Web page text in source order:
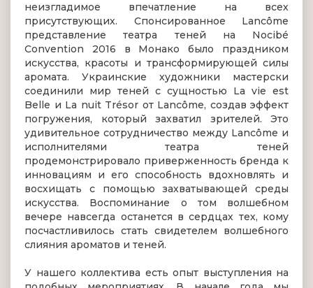
неизгладимое впечатление на всех
присутствующих. Спонсированное Lancôme
представление театра теней на Nocibé
Convention 2016 в Монако было праздником
искусства, красоты и трансформирующей силы
аромата. Украинские художники мастерски
соединили мир теней с сущностью La vie est
Belle и La nuit Trésor от Lancôme, создав эффект
погружения, который захватил зрителей. Это
удивительное сотрудничество между Lancôme и
исполнителями театра теней
продемонстрировало приверженность бренда к
инновациям и его способность вдохновлять и
восхищать с помощью захватывающей среды
искусства. Воспоминание о том волшебном
вечере навсегда останется в сердцах тех, кому
посчастливилось стать свидетелем волшебного
слияния ароматов и теней.
У нашего коллектива есть опыт выступления на